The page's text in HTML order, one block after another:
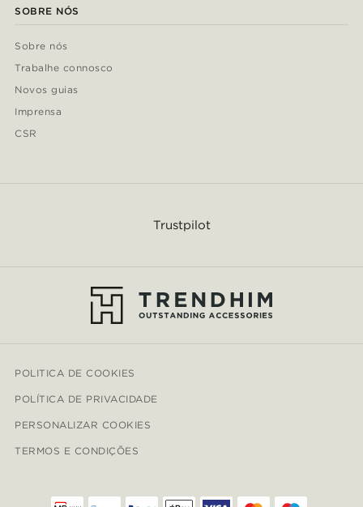
SOBRE NÓS
Sobre nós
Trabalhe connosco
Novos guias
Imprensa
CSR
Trustpilot
POLITICA DE COOKIES
POLÍTICA DE PRIVACIDADE
PERSONALIZAR COOKIES
TERMOS E CONDIÇÕES